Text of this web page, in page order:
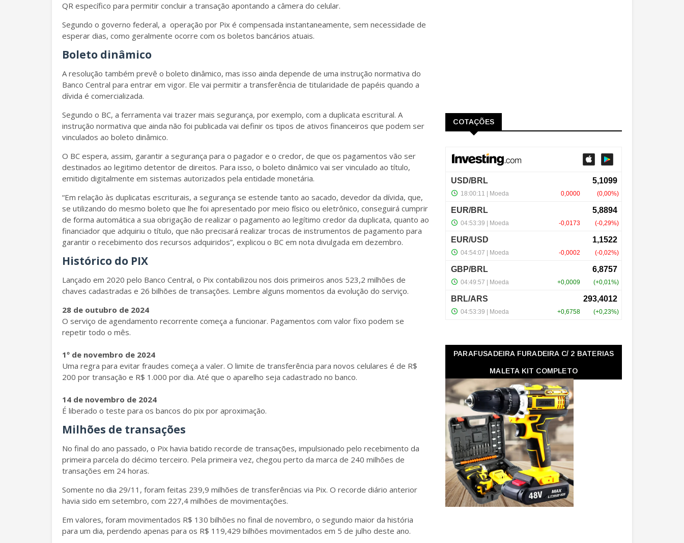
QR específico para permitir concluir a transação apontando a câmera do celular.
Segundo o governo federal, a operação por Pix é compensada instantaneamente, sem necessidade de
esperar dias, como geralmente ocorre com os boletos bancários atuais.
Boleto dinâmico
A resolução também prevê o boleto dinâmico, mas isso ainda depende de uma instrução normativa do
Banco Central para entrar em vigor. Ele vai permitir a transferência de titularidade de papéis quando a
dívida é comercializada.
Segundo o BC, a ferramenta vai trazer mais segurança, por exemplo, com a duplicata escritural. A
instrução normativa que ainda não foi publicada vai definir os tipos de ativos financeiros que podem ser
vinculados ao boleto dinâmico.
O BC espera, assim, garantir a segurança para o pagador e o credor, de que os pagamentos vão ser
destinados ao legitimo detentor de direitos. Para isso, o boleto dinâmico vai ser vinculado ao título,
emitido digitalmente em sistemas autorizados pela entidade monetária.
“Em relação às duplicatas escriturais, a segurança se estende tanto ao sacado, devedor da dívida, que,
se utilizando do mesmo boleto que lhe foi apresentado por meio físico ou eletrônico, conseguirá cumprir
de forma automática a sua obrigação de realizar o pagamento ao legítimo credor da duplicata, quanto ao
financiador que adquiriu o título, que não precisará realizar trocas de instrumentos de pagamento para
garantir o recebimento dos recursos adquiridos”, explicou o BC em nota divulgada em dezembro.
Histórico do PIX
Lançado em 2020 pelo Banco Central, o Pix contabilizou nos dois primeiros anos 523,2 milhões de
chaves cadastradas e 26 bilhões de transações. Lembre alguns momentos da evolução do serviço.
28 de outubro de 2024
O serviço de agendamento recorrente começa a funcionar. Pagamentos com valor fixo podem se
repetir todo o mês.
1º de novembro de 2024
Uma regra para evitar fraudes começa a valer. O limite de transferência para novos celulares é de R$
200 por transação e R$ 1.000 por dia. Até que o aparelho seja cadastrado no banco.
14 de novembro de 2024
É liberado o teste para os bancos do pix por aproximação.
Milhões de transações
No final do ano passado, o Pix havia batido recorde de transações, impulsionado pelo recebimento da
primeira parcela do décimo terceiro. Pela primeira vez, chegou perto da marca de 240 milhões de
transações em 24 horas.
Somente no dia 29/11, foram feitas 239,9 milhões de transferências via Pix. O recorde diário anterior
havia sido em setembro, com 227,4 milhões de movimentações.
Em valores, foram movimentados R$ 130 bilhões no final de novembro, o segundo maior da história
para um dia, perdendo apenas para os R$ 119,429 bilhões movimentados em 5 de julho deste ano.
COTAÇÕES
PARAFUSADEIRA FURADEIRA C/ 2 BATERIAS
MALETA KIT COMPLETO